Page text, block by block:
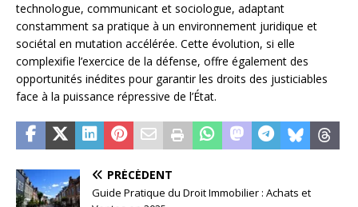
technologue, communicant et sociologue, adaptant
constamment sa pratique à un environnement juridique et
sociétal en mutation accélérée. Cette évolution, si elle
complexifie l’exercice de la défense, offre également des
opportunités inédites pour garantir les droits des justiciables
face à la puissance répressive de l’État.
PRÉCÉDENT
Guide Pratique du Droit Immobilier : Achats et